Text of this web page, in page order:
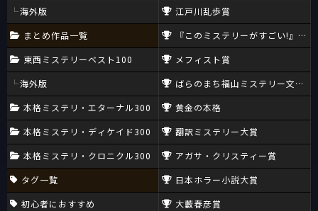
海外版
まとめ作品一覧
東西ミステリーベスト100
海外版
本格ミステリ・エターナル300
本格ミステリ・ディケイド300
本格ミステリ・クロニクル300
タグ一覧
初心者におすすめ
江戸川乱歩賞
『このミステリーがすごい!』大賞
メフィスト賞
ばらのまち福山ミステリー文学新
黄金の本格
翻訳ミステリー大賞
アガサ・クリスティー賞
日本ホラー小説大賞
大藪春彦賞